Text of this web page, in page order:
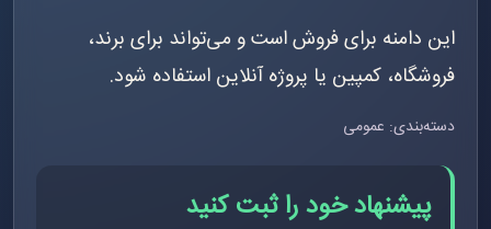
این دامنه برای فروش است و می‌تواند برای برند،
فروشگاه، کمپین یا پروژه آنلاین استفاده شود.
دسته‌بندی: عمومی
پیشنهاد خود را ثبت کنید